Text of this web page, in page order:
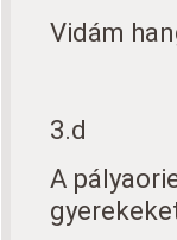
Vidám
3.d
A